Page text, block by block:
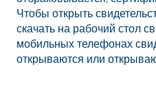
Чтобы открыть
скачать на рабочий стол
мобильных телефонах
открываются или